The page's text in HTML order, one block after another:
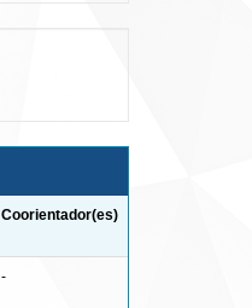
Coorientador(es)
-